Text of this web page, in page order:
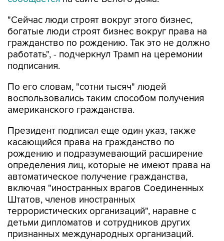
"Сейчас люди строят вокруг этого бизнес,
богатые люди строят бизнес вокруг права на
гражданство по рождению. Так это не должно
работать", - подчеркнул Трамп на церемонии
подписания.
По его словам, "сотни тысяч" людей
воспользовались таким способом получения
американского гражданства.
Президент подписал еще один указ, также
касающийся права на гражданство по
рождению и подразумевающий расширение
определения лиц, которые не имеют права на
автоматическое получение гражданства,
включая "иностранных врагов Соединенных
Штатов, членов иностранных
террористических организаций", наравне с
детьми дипломатов и сотрудников других
признанных международных организаций.